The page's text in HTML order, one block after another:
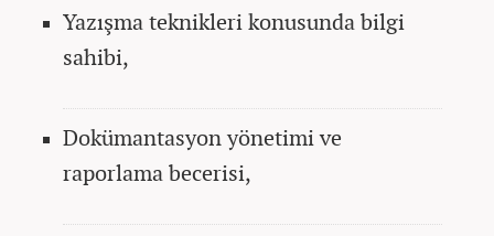
Yazışma teknikleri konusunda bilgi
sahibi,
Dokümantasyon yönetimi ve
raporlama becerisi,